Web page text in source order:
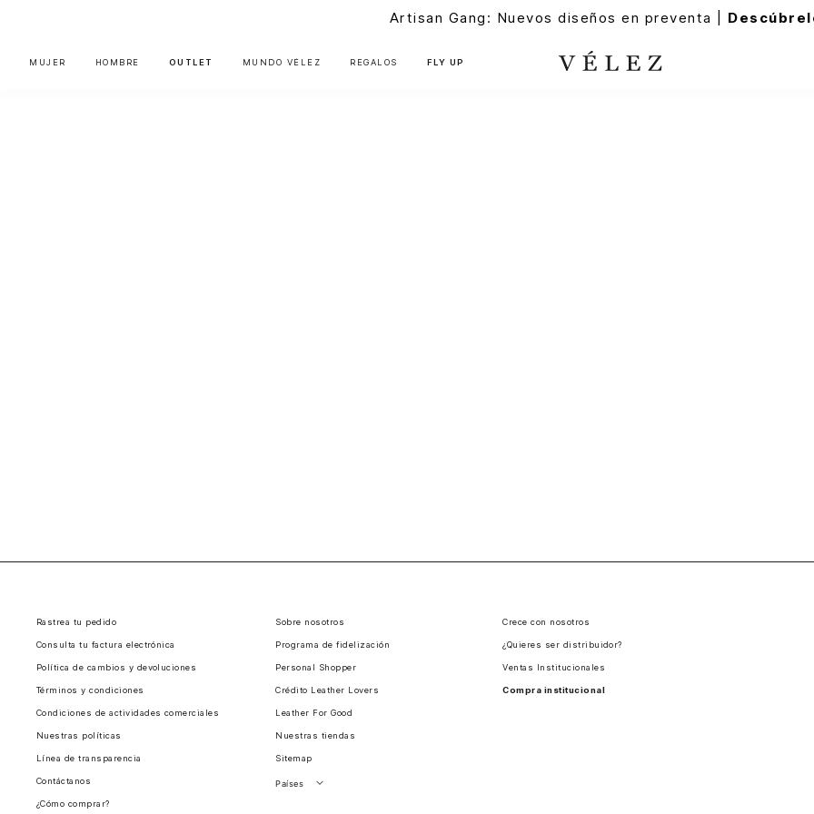
Artisan Gang: Nuevos diseños en preventa |
MUJER HOMBRE OUTLET MUNDO VÉLEZ REGALOS FLY UP
Rastrea tu pedido
Consulta tu factura electrónica
Política de cambios y devoluciones
Términos y condiciones
Condiciones de actividades comerciales
Nuestras políticas
Línea de transparencia
Contáctanos
¿Cómo comprar?
Sobre nosotros
Programa de fidelización
Personal Shopper
Crédito Leather Lovers
Leather For Good
Nuestras tiendas
Sitemap
Países
Crece con nosotros
¿Quieres ser distribuidor?
Ventas Institucionales
Compra institucional